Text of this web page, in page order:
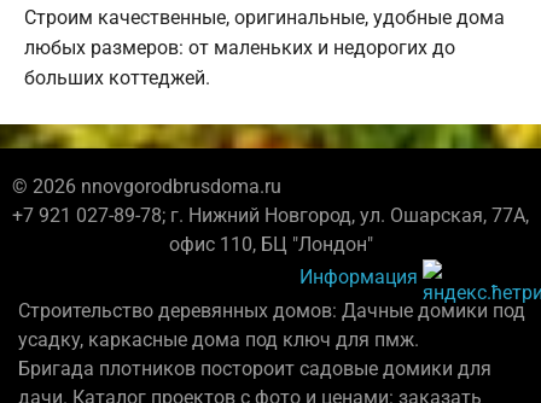
Строим качественные, оригинальные, удобные дома
любых размеров: от маленьких и недорогих до
больших коттеджей.
© 2026 nnovgorodbrusdoma.ru
+7 921 027-89-78; г. Нижний Новгород, ул. Ошарская, 77А,
офис 110, БЦ "Лондон"
Информация
Строительство деревянных домов: Дачные домики под
усадку, каркасные дома под ключ для пмж.
Бригада плотников постороит садовые домики для
дачи. Каталог проектов с фото и ценами: заказать